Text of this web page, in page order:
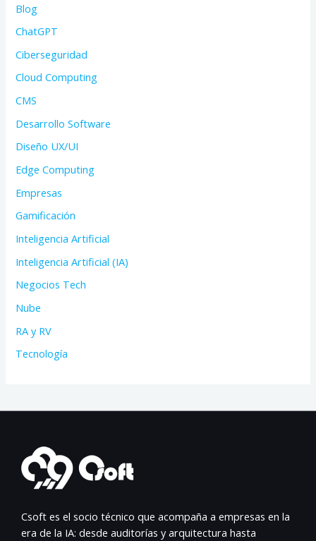
Blog
ChatGPT
Ciberseguridad
Cloud Computing
CMS
Desarrollo Software
Diseño UX/UI
Edge Computing
Empresas
Gamificación
Inteligencia Artificial
Inteligencia Artificial (IA)
Negocios Tech
Nube
RA y RV
Tecnología
Csoft es el socio técnico que acompaña a empresas en la
era de la IA: desde auditorías y arquitectura hasta